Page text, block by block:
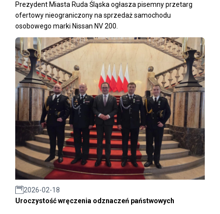
Prezydent Miasta Ruda Śląska ogłasza pisemny przetarg
ofertowy nieograniczony na sprzedaż samochodu
osobowego marki Nissan NV 200.
2026-02-18
Uroczystość wręczenia odznaczeń państwowych